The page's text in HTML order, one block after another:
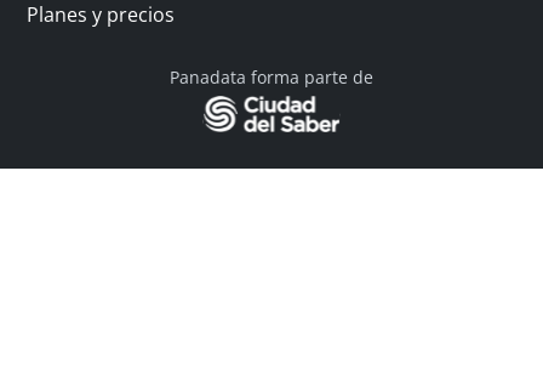
Planes y precios
Panadata forma parte de